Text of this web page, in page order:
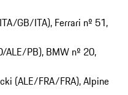
GB/ITA), Ferrari nº 51,
ALE/PB), BMW nº 20,
(ALE/FRA/FRA), Alpine